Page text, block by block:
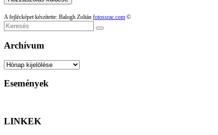
A fejlécképet készítette: Balogh Zoltán fotossrac.com ©
Keresés
Archívum
Archívum
Események
LINKEK